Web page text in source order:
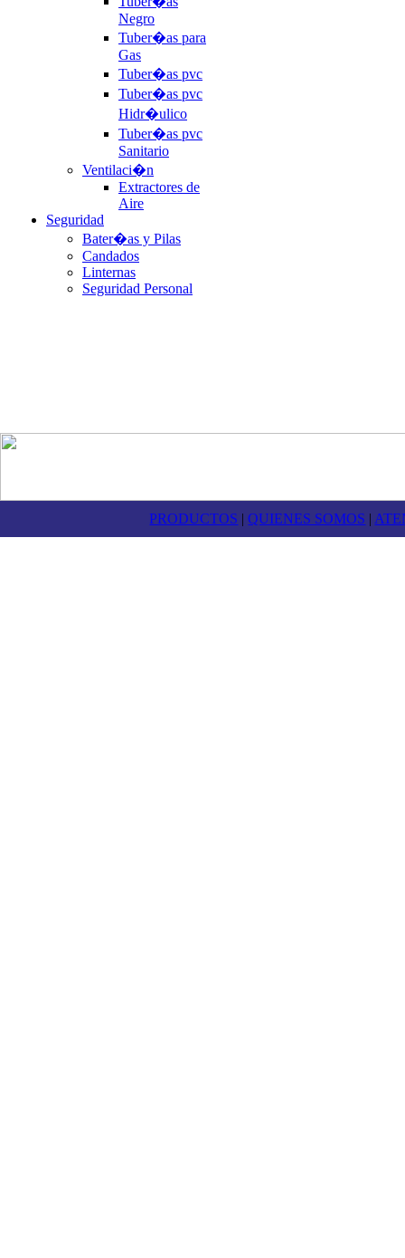
Negro
Tuber�as para
Gas
Tuber�as pvc
Tuber�as pvc
Hidr�ulico
Tuber�as pvc
Sanitario
Ventilaci�n
Extractores de
Aire
Seguridad
Bater�as y Pilas
Candados
Linternas
Seguridad Personal
PRODUCTOS |QUIENES SOMOS |